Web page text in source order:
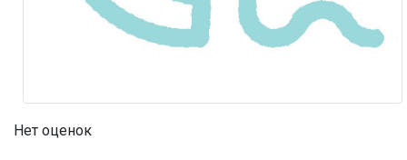
Нет оценок